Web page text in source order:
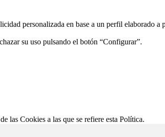
personalizada en base a un perfil elaborado
su uso pulsando el botón “Configurar”.
las Cookies a las que se refiere esta Política.